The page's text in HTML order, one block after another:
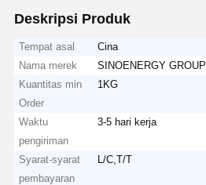
Deskripsi Produk
Tempat asal
Cina
Nama merek
SINOENERGY GROUP
Kuantitas min
Order
1KG
Waktu
pengiriman
3-5 hari kerja
Syarat-syarat
pembayaran
L/C,T/T